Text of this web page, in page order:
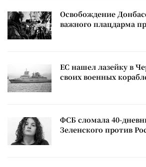
Освобождение
важного плацдарма
ЕС нашел лазейку в
своих военных
ФСБ сломала 40-
Зеленского против